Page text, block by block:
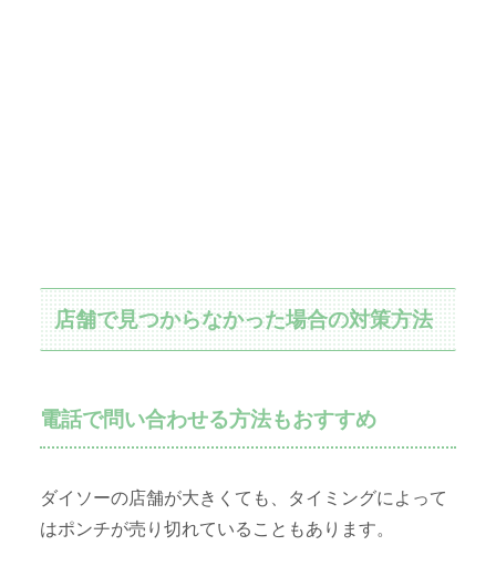
店舗で見つからなかった場合の対策方法
電話で問い合わせる方法もおすすめ
ダイソーの店舗が大きくても、タイミングによって
はポンチが売り切れていることもあります。